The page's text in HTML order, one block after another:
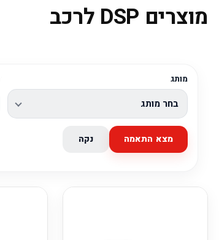
מוצרים DSP לרכב
מותג
מצא התאמה נקה